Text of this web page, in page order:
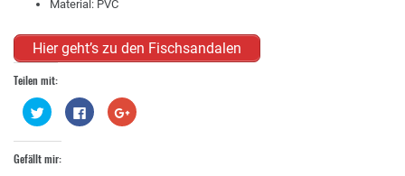
Material: PVC
Hier geht’s zu den Fischsandalen
Teilen mit:
Klick,
um
Twitter
zu
teilen
Klick,
um
Zum
Teilen
Gefällt mir: